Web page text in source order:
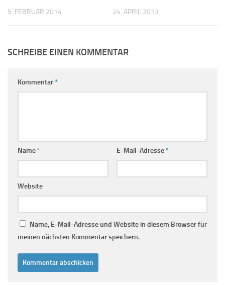
5. FEBRUAR 2014 24. APRIL 2013
SCHREIBE EINEN KOMMENTAR
Kommentar*
Name* E-Mail-Adresse*
Website
Name, E-Mail-Adresse und Website in diesem Browser für
meinen nächsten Kommentar speichern.